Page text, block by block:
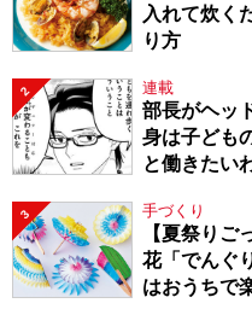
入れて炊く
り方
2 連載
部長がヘッ
身は子ども
と働きたい
3 手づくり
【夏祭りご
花「でんぐ
はおうちで